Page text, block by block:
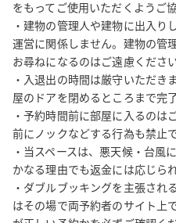
をもってご使用いただくようご
・建物の管理人や建物に出入り
運営に関係しません。建物の管
お尋ねになるのはご遠慮ください
・入退出の時間は厳守いただき
屋のドアを閉めるところまで完
・予約時間前に部屋に入るのは
前にノックなどする行為も禁止で
・当スペースは、悪天候・台風
かなる理由でも返金には応じら
・ダブルブッキングを主張され
はその場で両予約者のサイト上